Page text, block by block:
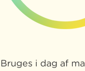
Bruges i dag af